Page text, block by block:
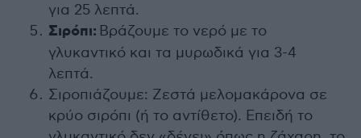
για 25 λεπτά.
Σιρόπι: Βράζουμε το νερό με το
γλυκαντικό και τα μυρωδικά για 3-4
λεπτά.
Σιροπιάζουμε: Ζεστά μελομακάρονα σε
κρύο σιρόπι (ή το αντίθετο). Επειδή το